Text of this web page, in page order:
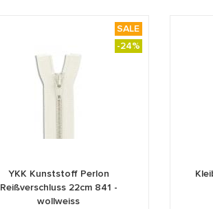
SALE
-24%
YKK Kunststoff Perlon
Reißverschluss 22cm 841 -
wollweiss